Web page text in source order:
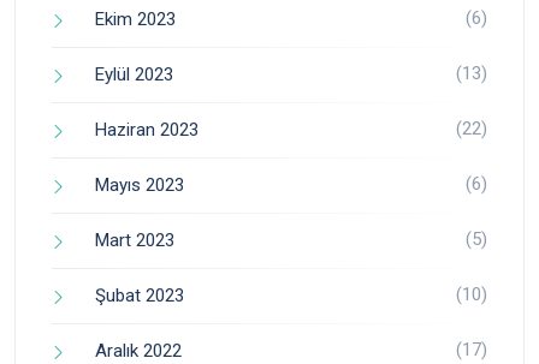
Ekim 2023 (6)
Eylül 2023 (13)
Haziran 2023 (22)
Mayıs 2023 (6)
Mart 2023 (5)
Şubat 2023 (10)
Aralık 2022 (17)